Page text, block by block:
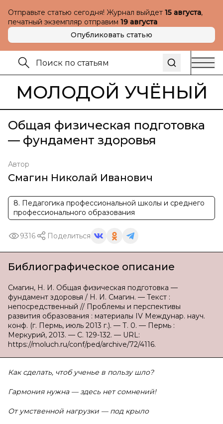
Отправьте статью сегодня! Журнал выйдет 15 августа,
печатный экземпляр отправим 19 августа
Опубликовать статью
МОЛОДОЙ УЧЁНЫЙ
Общая физическая подготовка
— фундамент здоровья
Автор
Смагин Николай Иванович
8. Педагогика профессиональной школы и среднего
профессионального образования
9316 Поделиться
Библиографическое описание
Смагин, Н. И. Общая физическая подготовка —
фундамент здоровья / Н. И. Смагин. — Текст :
непосредственный // Проблемы и перспективы
развития образования : материалы IV Междунар. науч.
конф. (г. Пермь, июль 2013 г.). — Т. 0. — Пермь :
Меркурий, 2013. — С. 129-132. — URL:
https://moluch.ru/conf/ped/archive/72/4116.
Как сделать, чтоб ученье в пользу шло?
Гармония нужна — здесь нет сомнений!
От умственной нагрузки — под крыло